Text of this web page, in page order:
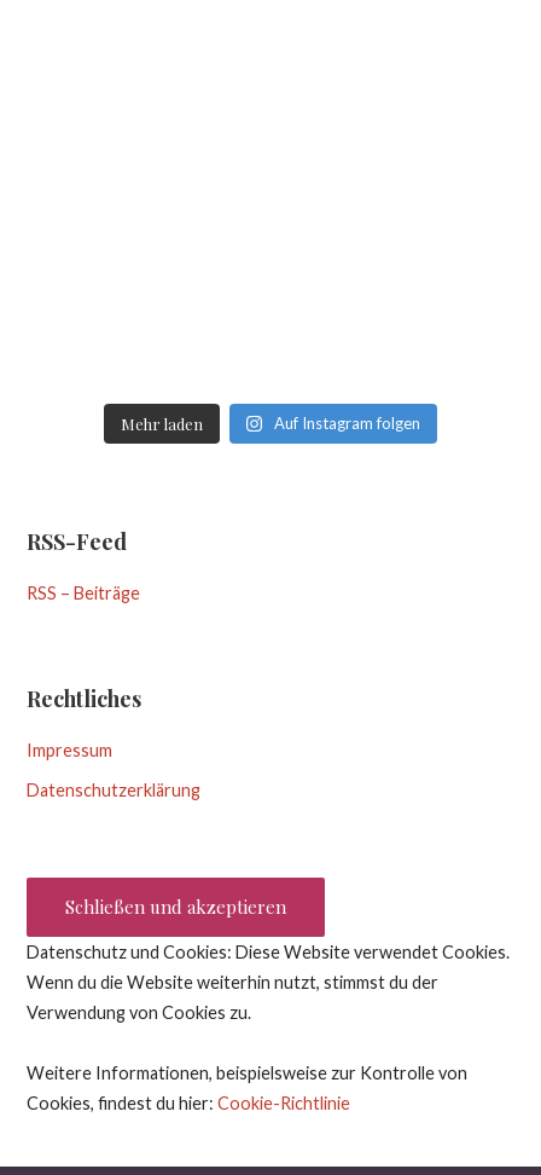
Mehr laden Auf Instagram folgen
RSS-Feed
RSS – Beiträge
Rechtliches
Impressum
Datenschutzerklärung
Datenschutz und Cookies: Diese Website verwendet Cookies.
Wenn du die Website weiterhin nutzt, stimmst du der
Verwendung von Cookies zu.
Weitere Informationen, beispielsweise zur Kontrolle von
Cookies, findest du hier:Cookie-Richtlinie